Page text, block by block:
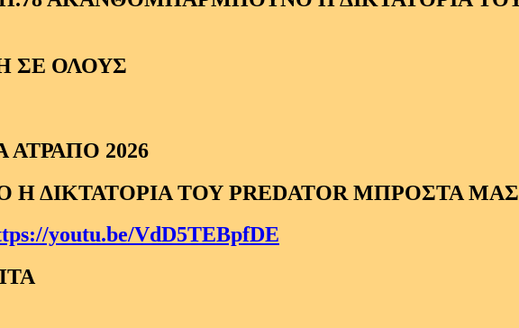
ΣΕ ΟΛΟΥΣ
2026
ΔΙΚΤΑΤΟΡΙΑ ΤΟΥ PREDATOR ΜΠΡΟΣΤΑ ΜΑΣ
youtu.be/VdD5TEBpfDE